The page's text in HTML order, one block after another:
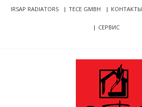
Skip
SkipIRSAP RADIATORS TECE GMBH КОНТАКТЫ
СЕРВИС